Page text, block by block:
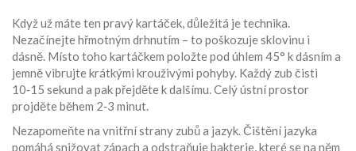
Když už máte ten pravý kartáček, důležitá je technika.
Nezačínejte hřmotným drhnutím – to poškozuje sklovinu i
dásně. Místo toho kartáčkem položte pod úhlem 45° k dásním a
jemně vibrujte krátkými krouživými pohyby. Každý zub čisti
10‑15 sekund a pak přejděte k dalšímu. Celý ústní prostor
projděte během 2‑3 minut.
Nezapomeňte na vnitřní strany zubů a jazyk. Čištění jazyka
pomáhá snižovat zápach a odstraňuje bakterie, které se na něm